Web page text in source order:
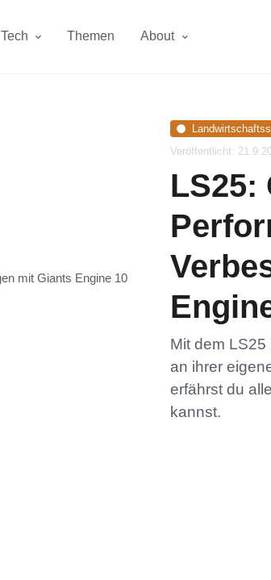
Tech Themen About
Veröffentlicht:
LS25:
Mit dem
an ihrer
erfährst du
kannst.